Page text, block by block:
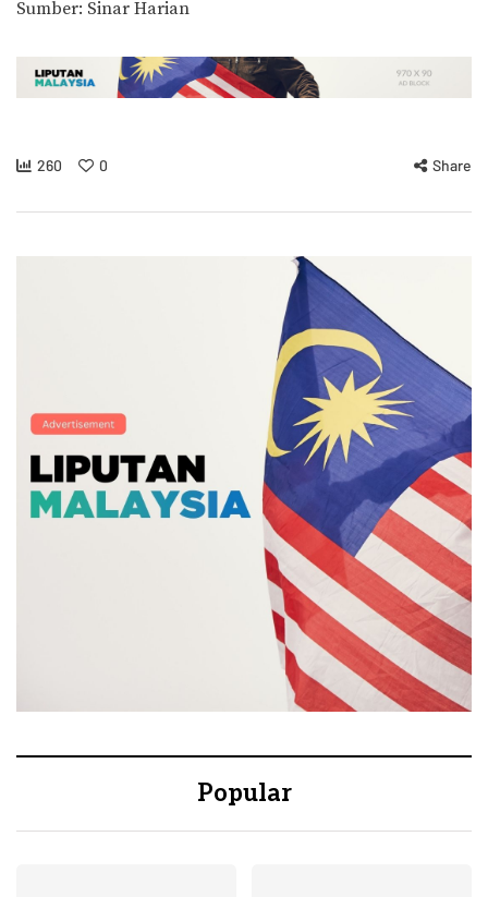
Sumber: Sinar Harian
260 0 Share
Popular